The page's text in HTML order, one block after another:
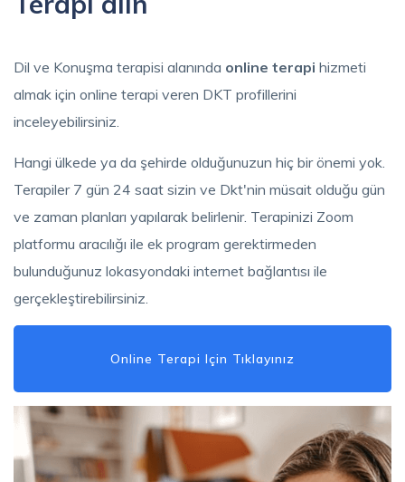
Dil ve Konuşma terapisi alanında online terapi hizmeti
almak için online terapi veren DKT profillerini
inceleyebilirsiniz.
Hangi ülkede ya da şehirde olduğunuzun hiç bir önemi yok.
Terapiler 7 gün 24 saat sizin ve Dkt'nin müsait olduğu gün
ve zaman planları yapılarak belirlenir. Terapinizi Zoom
platformu aracılığı ile ek program gerektirmeden
bulunduğunuz lokasyondaki internet bağlantısı ile
gerçekleştirebilirsiniz.
Online Terapi Için Tıklayınız